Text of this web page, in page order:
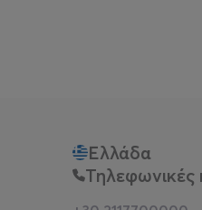
Ελλάδα
Τηλεφωνικές